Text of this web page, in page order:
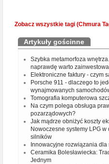
Zobacz wszystkie tagi (Chmura
Artykuły gościnne
Szybka metamorfoza
naprawdę warto
Elektroniczne faktury - czym
Porsche 911 - dlaczego to
wynajmowanych
Tomografia komputerowa
Na czym polega obsługa
pozarządowych?
Jak mądrze obniżyć koszty
Nowoczesne systemy LPG
silników
Innowacyjne rozwiązania
Ceramika Bolesławiecka:
Jednym